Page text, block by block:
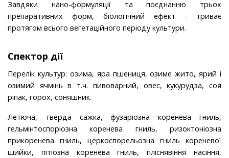
Завдяки нано-формуляції та поєднанню трьох
препаративних форм, біологічний ефект - триває
протягом всього вегетаційного періоду культури.
Спектор дії
Перелік культур: озима, яра пшениця, озиме жито, ярий і
озимий ячмінь в т.ч. пиво­варний, овес, кукурудза, соя
ріпак, горох, соняшник.
Летюча, тверда сажка, фузаріозна коренева гниль,
гельмінтоспоріозна коренева гниль, ризоктоніозна
прикоренева гниль, церкоспорельозна гниль кореневої
шийки, пітіозна коренева гниль, пліснявіння насіння,